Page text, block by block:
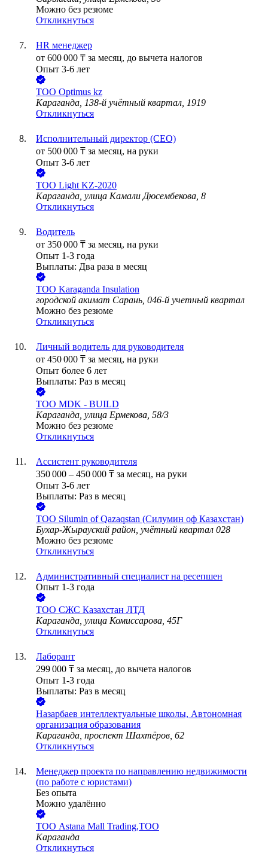
Можно без резюме
Откликнуться
HR менеджер
от 600 000 ₸ за месяц, до вычета налогов
Опыт 3-6 лет
ТОО Optimus kz
Караганда, 138-й учётный квартал, 1919
Откликнуться
Исполнительный директор (CEO)
от 500 000 ₸ за месяц, на руки
Опыт 3-6 лет
ТОО Light KZ-2020
Караганда, улица Камали Дюсембекова, 8
Откликнуться
Водитель
от 350 000 ₸ за месяц, на руки
Опыт 1-3 года
Выплаты: Два раза в месяц
ТОО Karaganda Insulation
городской акимат Сарань, 046-й учетный квартал
Можно без резюме
Откликнуться
Личный водитель для руководителя
от 450 000 ₸ за месяц, на руки
Опыт более 6 лет
Выплаты: Раз в месяц
ТОО MDK - BUILD
Караганда, улица Ермекова, 58/3
Можно без резюме
Откликнуться
Ассистент руководителя
350 000 – 450 000 ₸ за месяц, на руки
Опыт 3-6 лет
Выплаты: Раз в месяц
ТОО Silumin of Qazaqstan (Силумин оф Казахстан)
Бухар-Жырауский район, учётный квартал 028
Можно без резюме
Откликнуться
Административный специалист на ресепшен
Опыт 1-3 года
ТОО СЖС Казахстан ЛТД
Караганда, улица Комиссарова, 45Г
Откликнуться
Лаборант
299 000 ₸ за месяц, до вычета налогов
Опыт 1-3 года
Выплаты: Раз в месяц
Назарбаев интеллектуальные школы, Автономная
организация образования
Караганда, проспект Шахтёров, 62
Откликнуться
Менеджер проекта по направлению недвижимости
(по работе с юристами)
Без опыта
Можно удалённо
ТОО Astana Mall Trading,ТОО
Караганда
Откликнуться